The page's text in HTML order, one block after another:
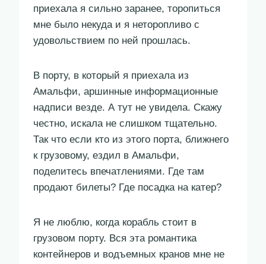
приехала я сильно заранее, торопиться
мне было некуда и я неторопливо с
удовольствием по ней прошлась.
В порту, в который я приехала из
Амальфи, аршинные информационные
надписи везде. А тут не увидела. Скажу
честно, искала не слишком тщательно.
Так что если кто из этого порта, ближнего
к грузовому, ездил в Амальфи,
поделитесь впечатлениями. Где там
продают билеты? Где посадка на катер?
Я не люблю, когда корабль стоит в
грузовом порту. Вся эта романтика
контейнеров и водъемных кранов мне не